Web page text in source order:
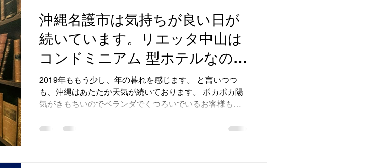
沖縄名護市は気持ちが良い日が
続いています。リエッタ中山は
コンドミニアム 型ホテルなので
ご家族やグループも暮らすよう
に宿泊できます。やんばるの海
や山や美ら海水族などオススメ
です。里耶塔中山旅館名護飯店
2019年ももう少し、年の暮れを感じます。 と言いつつ
も、沖縄はあたたか天気が続いております。 ポカポカ陽
気がきもちいのでベランダでくつろいでいるお客様も
(*'▽'*) さて、本日紹介するのは、 リエッタ 中山に２つだ
けの特別なお部屋、...